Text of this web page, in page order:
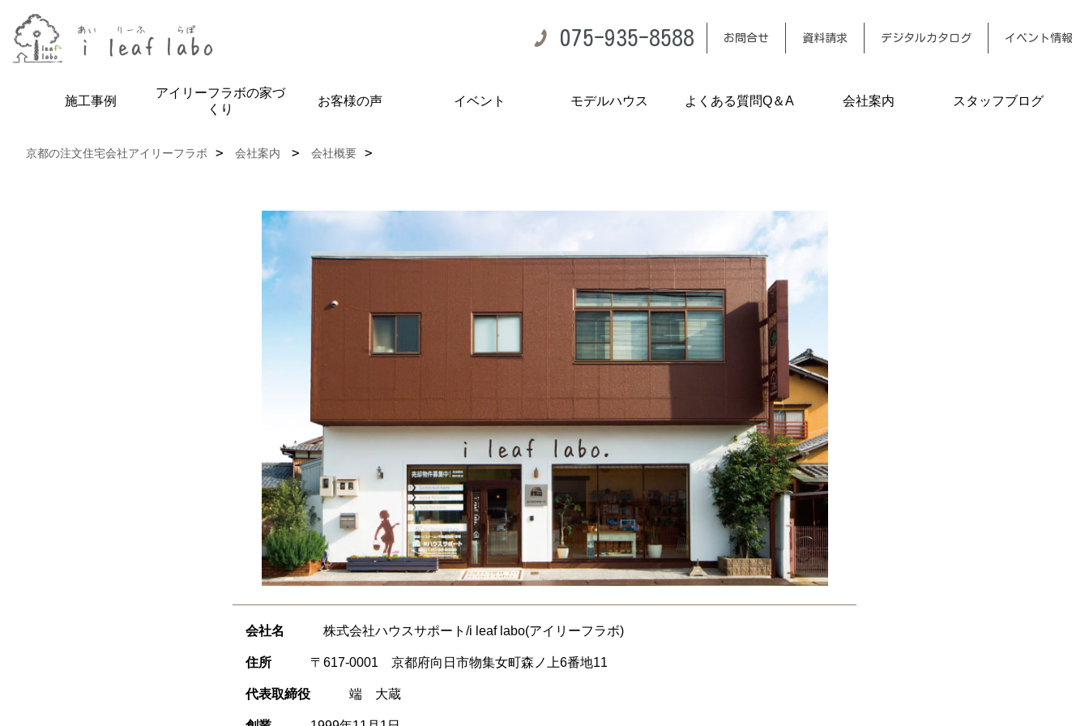
075-935-8588 お問合せ 資料請求 デジタルカタログ イベント情報
施工事例
アイリーフラボの家づ
くり
お客様の声 イベント モデルハウス よくある質問Q＆A 会社案内 スタッフブログ
京都の注文住宅会社アイリーフラボ 会社案内 会社概要
会社名 株式会社ハウスサポート/i leaf labo(アイリーフラボ)
住所 〒617-0001 京都府向日市物集女町森ノ上6番地11
代表取締役 端 大蔵